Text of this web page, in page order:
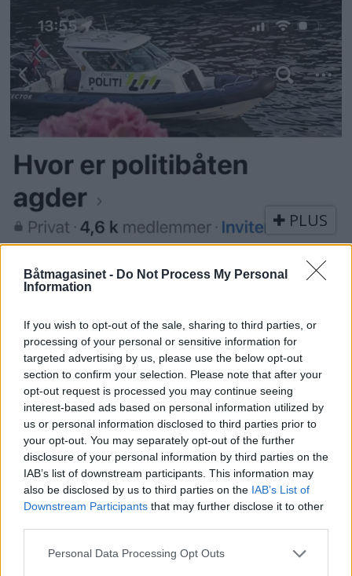
Båtmagasinet - Do Not Process My Personal
Information
If you wish to opt-out of the sale, sharing to third parties, or
processing of your personal or sensitive information for
targeted advertising by us, please use the below opt-out
section to confirm your selection. Please note that after your
opt-out request is processed you may continue seeing
interest-based ads based on personal information utilized by
us or personal information disclosed to third parties prior to
your opt-out. You may separately opt-out of the further
disclosure of your personal information by third parties on the
IAB’s list of downstream participants. This information may
also be disclosed by us to third parties on the IAB’s List of
Downstream Participants that may further disclose it to other
Personal Data Processing Opt Outs
PLUS
– Kan gå ut over
sikkerheten til sjøs, sier
politiet
En facebookside avslører hvor politibåten i
Agder befinner seg. – I verste fall kan dette gå
ut over sikkerheten til sjøs, sier politiet til
Båtmagasinet, og ber folk tenke over
konsekvensene av slik deling.